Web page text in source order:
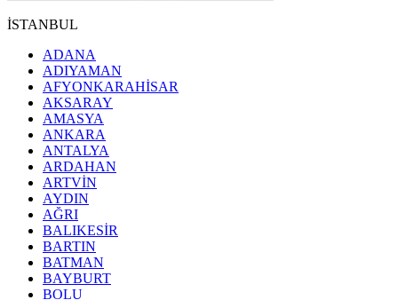
İSTANBUL
ADANA
ADIYAMAN
AFYONKARAHİSAR
AKSARAY
AMASYA
ANKARA
ANTALYA
ARDAHAN
ARTVİN
AYDIN
AĞRI
BALIKESİR
BARTIN
BATMAN
BAYBURT
BOLU